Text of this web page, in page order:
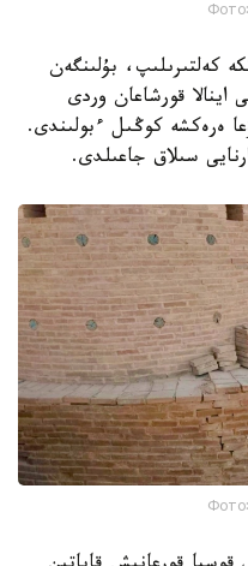
كەلتىرىلىپ، بۇلىنگەن
اينالا قورشاعان وردى
ەرەكشە كوڭىل ءبولىندى.
سىلاق جاعىلدى.